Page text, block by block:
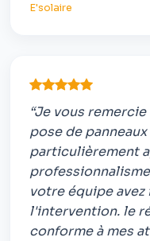
E'solaire
“Je vous
pose de
particulièrement
votre équipe
l'intervention. le
conforme à mes